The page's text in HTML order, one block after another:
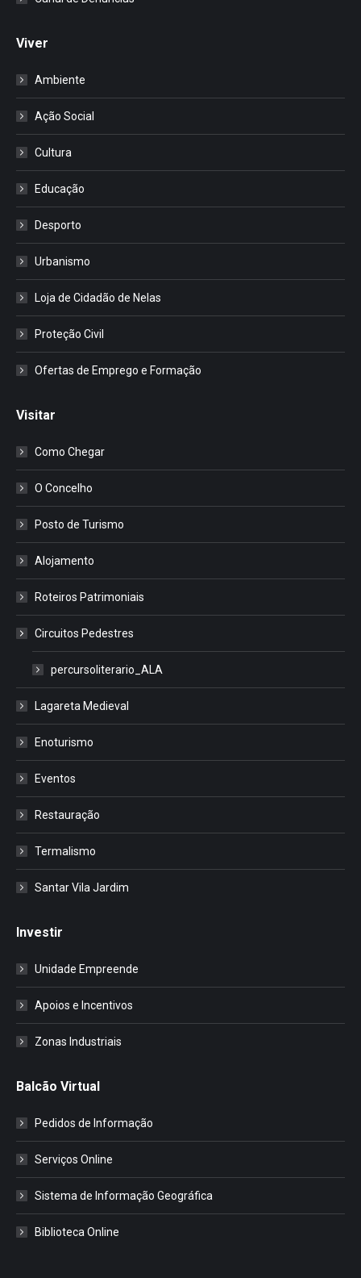
Viver
Ambiente
Ação Social
Cultura
Educação
Desporto
Urbanismo
Loja de Cidadão de Nelas
Proteção Civil
Ofertas de Emprego e Formação
Visitar
Como Chegar
O Concelho
Posto de Turismo
Alojamento
Roteiros Patrimoniais
Circuitos Pedestres
percursoliterario_ALA
Lagareta Medieval
Enoturismo
Eventos
Restauração
Termalismo
Santar Vila Jardim
Investir
Unidade Empreende
Apoios e Incentivos
Zonas Industriais
Balcão Virtual
Pedidos de Informação
Serviços Online
Sistema de Informação Geográfica
Biblioteca Online